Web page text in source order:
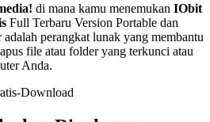
di mana kamu menemukan IObit
Full Terbaru Version Portable dan
perangkat lunak yang membantu
file atau folder yang terkunci atau
Anda.